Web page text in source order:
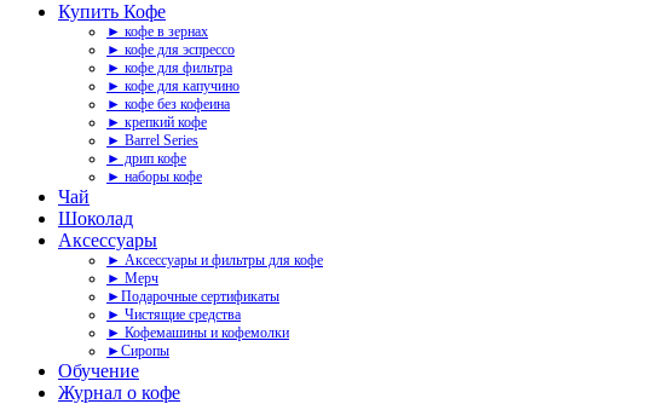
Купить Кофе
► кофе в зернах
► кофе для эспрессо
► кофе для фильтра
► кофе для капучино
► кофе без кофеина
► крепкий кофе
► Barrel Series
► дрип кофе
► наборы кофе
Чай
Шоколад
Аксессуары
► Аксессуары и фильтры для кофе
► Мерч
►Подарочные сертификаты
► Чистящие средства
► Кофемашины и кофемолки
►Сиропы
Обучение
Журнал о кофе